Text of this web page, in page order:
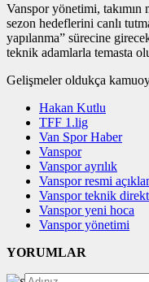
Vanspor yönetimi, takımın
sezon hedeflerini canlı
yapılanma” sürecine
teknik adamlarla temasta
Gelişmeler oldukça
Hakan Kutlu
TFF 1.lig
Van Spor Haber
Vanspor
Vanspor ayrılık
Vanspor resmi
Vanspor teknik
Vanspor yeni hoca
Vanspor yönetimi
YORUMLAR